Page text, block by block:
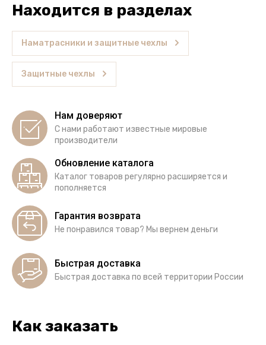
Находится в разделах
Наматрасники и защитные чехлы
Защитные чехлы
Нам доверяют
С нами работают известные мировые
производители
Обновление каталога
Каталог товаров регулярно расширяется и
пополняется
Гарантия возврата
Не понравился товар? Мы вернем деньги
Быстрая доставка
Быстрая доставка по всей территории России
Как заказать